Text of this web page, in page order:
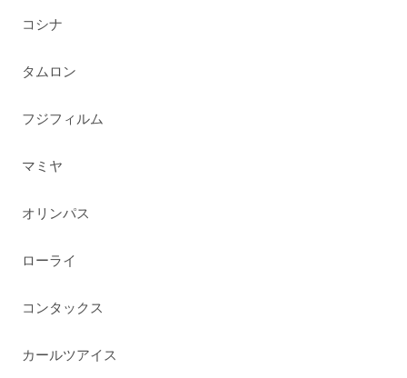
コシナ
タムロン
フジフィルム
マミヤ
オリンパス
ローライ
コンタックス
カールツアイス